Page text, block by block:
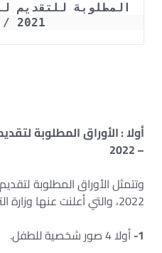
2021 / 2022
– 2022
2022، والتي أعلنت عنها وزارة التربية والتعليم
1- أولا 4 صور شخصية للطفل.